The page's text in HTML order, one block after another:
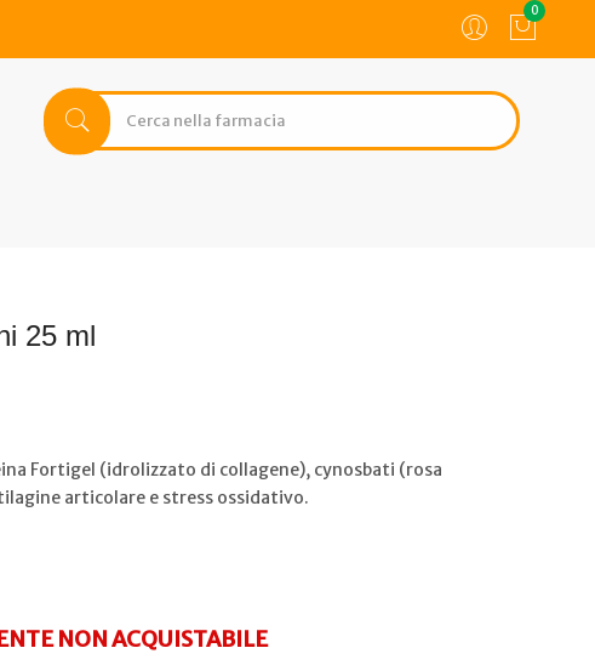
0
25 ml
Fortigel (idrolizzato di collagene), cynosbati (rosa
articolare e stress ossidativo.
NON ACQUISTABILE